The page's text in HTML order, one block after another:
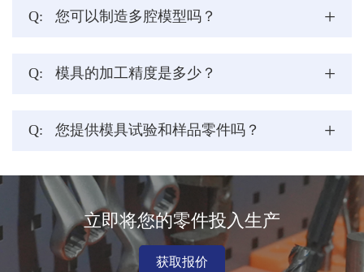
Q: 您可以制造多腔模型吗？ +
Q: 模具的加工精度是多少？ +
Q: 您提供模具试验和样品零件吗？ +
立即将您的零件投入生产
获取报价